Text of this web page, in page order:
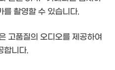
를 촬영할 수 있습니다.
고품질의 오디오를 제공하여
합니다.